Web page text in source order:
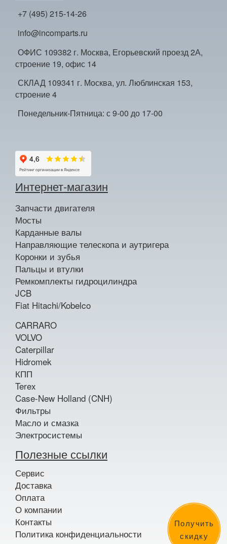
Получить
скидку
+7 (495) 215-14-26
info@incomparts.ru
ОФИС 109382 г. Москва, Егорьевский проезд 2А,
строение 19, офис 14
СКЛАД 109341 г. Москва, ул. Люблинская 153,
строение 4
Понедельник-Пятница: с 9-00 до 17-00
Интернет-магазин
Запчасти двигателя
Мосты
Карданные валы
Направляющие телескопа и аутригера
Коронки и зубья
Пальцы и втулки
Ремкомплекты гидроцилиндра
JCB
Fiat Hitachi/Kobelco
CARRARO
VOLVO
Caterpillar
Hidromek
КПП
Terex
Case-New Holland (CNH)
Фильтры
Масло и смазка
Электросистемы
Полезные ссылки
Сервис
Доставка
Оплата
О компании
Контакты
Политика конфиденциальности